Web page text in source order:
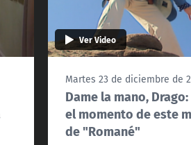
Ver Video
Martes 23 de diciembre de
Dame la mano,
el momento de este
de "Romané"